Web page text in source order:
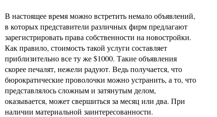
В настоящее время можно встретить немало объявлений,
в которых представители различных фирм предлагают
зарегистрировать права собственности на новостройки.
Как правило, стоимость такой услуги составляет
приблизительно все ту же $1000. Такие объявления
скорее печалят, нежели радуют. Ведь получается, что
бюрократические проволочки можно устранить, а то, что
представлялось сложным и затянутым делом,
оказывается, может свершиться за месяц или два. При
наличии материальной заинтересованности.